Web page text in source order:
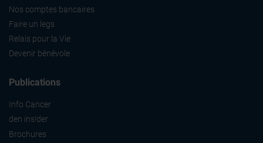
Nos comptes bancaires
Faire un legs
Relais pour la Vie
Devenir bénévole
Publications
Info Cancer
den ins!der
Brochures